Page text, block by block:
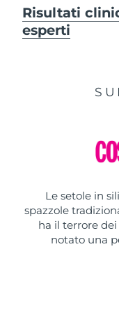
Risultati
esperti
Le setole in
spazzole
ha il terrore dei
notato una